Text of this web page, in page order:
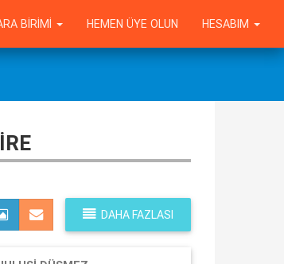
HESABIM
HEMEN ÜYE OLUN
BIRIMI
DAHA FAZLASI